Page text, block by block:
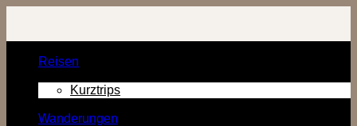
Inhalt
Reisen
Kurztrips
Wanderungen